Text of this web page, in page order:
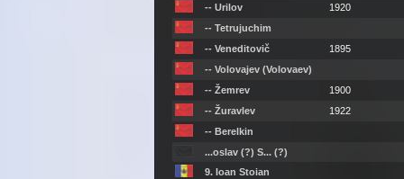
-- Urilov
1920
-- Tetrujuchim
-- Veneditovič
1895
-- Volovajev (Volovaev)
-- Žemrev
1900
-- Žuravlev
1922
-- Berelkin
...oslav (?) S... (?)
9. Ioan Stoian